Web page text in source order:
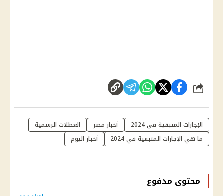
شارك
الإجازات المتبقية في 2024 أخبار مصر
العطلات الرسمية
ما هي الإجازات المتبقية في 2024
أخبار اليوم
محتوى مدفوع